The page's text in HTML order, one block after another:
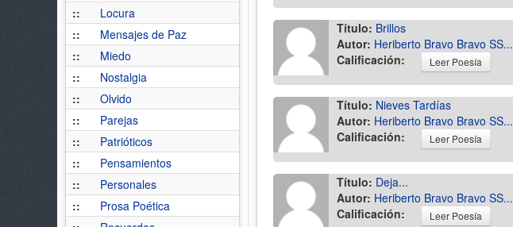
::
Locura
::
Mensajes de Paz
::
Miedo
::
Nostalgia
::
Olvido
::
Parejas
::
Patrióticos
::
Pensamientos
::
Personales
::
Prosa Poética
Título: Brillos
Autor: Heriberto Bravo Bravo SS...
Calificación:
Leer Poesía
Título: Nieves Tardías
Autor: Heriberto Bravo Bravo SS...
Calificación:
Leer Poesía
Título: Deja...
Autor: Heriberto Bravo Bravo SS...
Calificación:
Leer Poesía